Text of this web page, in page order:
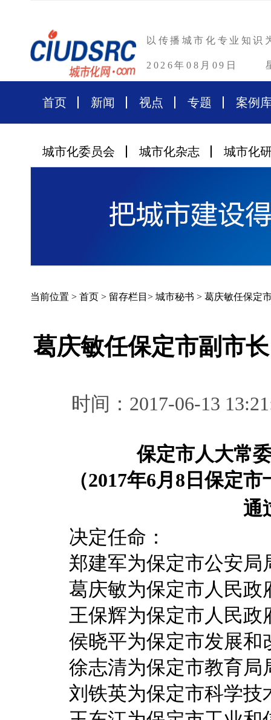
以传播城市化专业知识
2026年08月09日
首页 新闻 视点 专题 案例
城市化委员会 城市化杂志 城市化
当前位置 > 首页 > 留存栏目 > 城市秘书 > 葛庆敏任保定
葛庆敏任保定市副市
时间：2017-06-13
保定市人大常
（2017年6月8日保定市
通
决定任命：
郑建军为保定市公安局
葛庆敏为保定市人民政
王保辉为保定市人民政
侯晓平为保定市发展和
徐志清为保定市教育局
刘铁英为保定市科学技